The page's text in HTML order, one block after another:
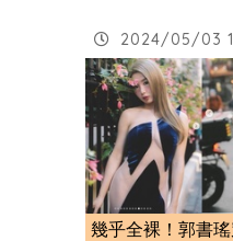
2024/05/03
幾乎全裸！郭書